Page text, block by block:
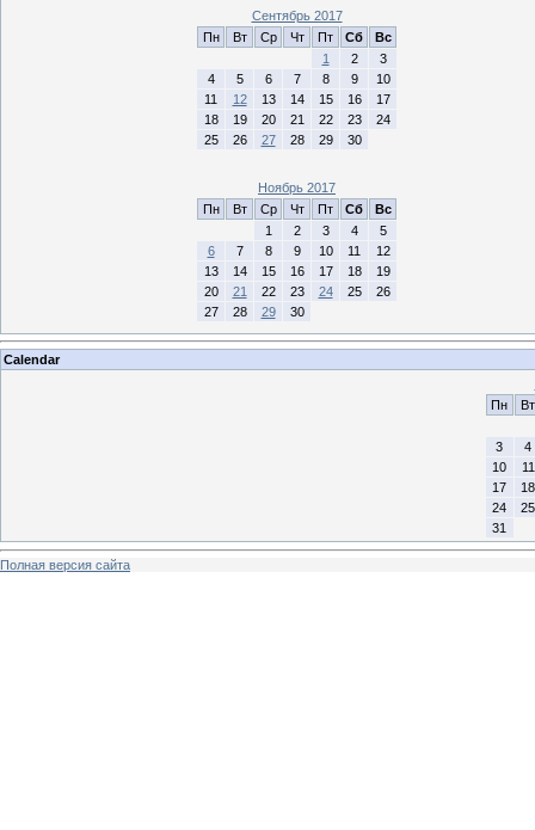
Сентябрь 2017
Пн
Вт Ср Чт Пт Сб
Вс
1
2
3
4
5 6 7 8 9
10
11
12 13 14 15 16
17
18
19 20 21 22 23
24
25
26 27 28 29 30
Ноябрь 2017
Пн
Вт Ср Чт Пт Сб
Вс
1
2 3 4
5
6
7 8 9 10 11
12
13
14 15 16 17 18
19
20
21 22 23 24 25
26
27
28 29 30
Calendar
Пн
Вт
3
4
10
11
17
18
24
25
31
Полная версия сайта